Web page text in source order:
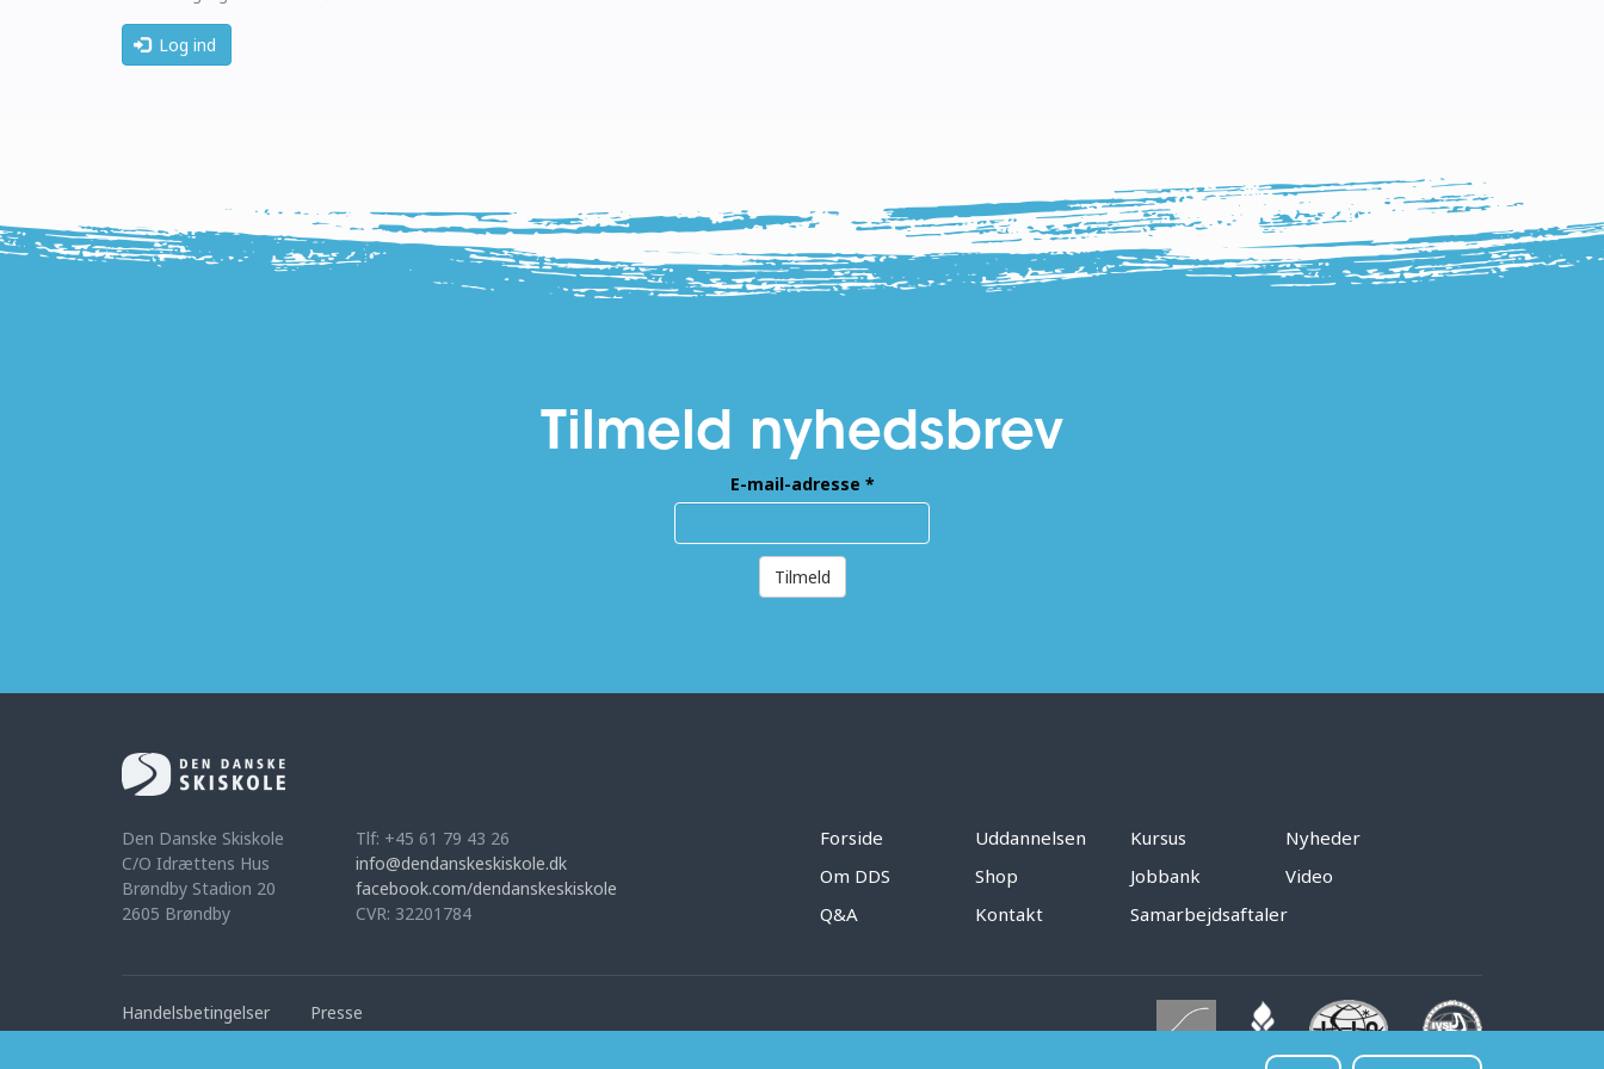
Log ind
Tilmeld nyhedsbrev
E-mail-adresse *
Tilmeld
Den Danske Skiskole
C/O Idrættens Hus
Brøndby Stadion 20
2605 Brøndby
Tlf: +45 61 79 43 26
info@dendanskeskiskole.dk
facebook.com/dendanskeskiskole
CVR: 32201784
Forside Uddannelsen Kursus
Nyheder
Om DDS
Shop Jobbank
Video
Q&A
Kontakt Samarbejdsaftaler
Handelsbetingelser Presse